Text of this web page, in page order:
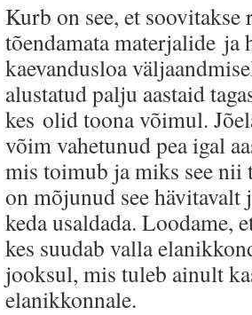
Kurb on see, et
tõendamata materjalide ja
kaevandusloa
alustatud palju aastaid
kes olid toona võimul.
võim vahetunud pea igal
mis toimub ja miks see nii
on mõjunud see hävitavalt
keda usaldada. Loodame,
kes suudab valla
jooksul, mis tuleb ainult
elanikkonnale.